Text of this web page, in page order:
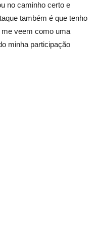
no caminho certo e
também é que tenho
veem como uma
minha participação